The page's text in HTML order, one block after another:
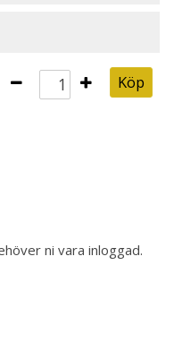
Köp
ni vara inloggad.